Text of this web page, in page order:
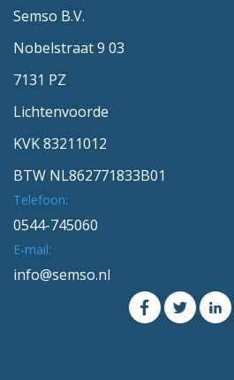
Semso B.V.
Nobelstraat 9 03
7131 PZ
Lichtenvoorde
KVK 83211012
BTW NL862771833B01
Telefoon:
0544-745060
E-mail:
info@semso.nl